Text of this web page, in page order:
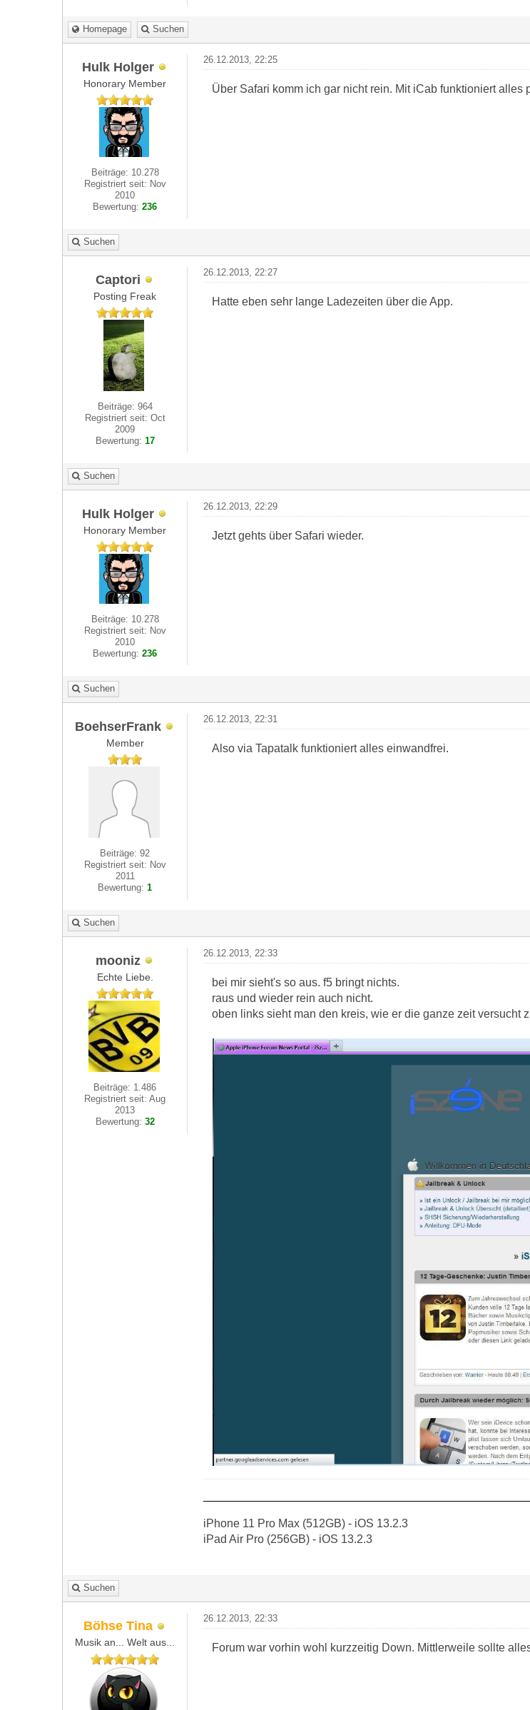
Homepage Suchen
Hulk Holger
Honorary Member
Beiträge: 10.278
Registriert seit: Nov
2010
Bewertung:236
26.12.2013, 22:25
Über Safari komm ich gar nicht rein. Mit iCab funktioniert alles
Suchen
Captori
Posting Freak
Beiträge: 964
Registriert seit: Oct
2009
Bewertung: 17
26.12.2013, 22:27
Hatte eben sehr lange Ladezeiten über die App.
Suchen
Hulk Holger
Honorary Member
Beiträge: 10.278
Registriert seit: Nov
2010
Bewertung:236
26.12.2013, 22:29
Jetzt gehts über Safari wieder.
Suchen
BoehserFrank
Member
Beiträge: 92
Registriert seit: Nov
2011
Bewertung:1
26.12.2013, 22:31
Also via Tapatalk funktioniert alles einwandfrei.
Suchen
mooniz
Echte Liebe.
Beiträge: 1.486
Registriert seit: Aug
2013
Bewertung: 32
26.12.2013, 22:33
bei mir sieht's so aus. f5 bringt nichts.
raus und wieder rein auch nicht.
oben links sieht man den kreis, wie er die ganze zeit versucht
iPhone 11 Pro Max (512GB) - iOS 13.2.3
iPad Air Pro (256GB) - iOS 13.2.3
Suchen
Böhse Tina
Musik an... Welt aus...
26.12.2013, 22:33
Forum war vorhin wohl kurzzeitig Down. Mittlerweile sollte